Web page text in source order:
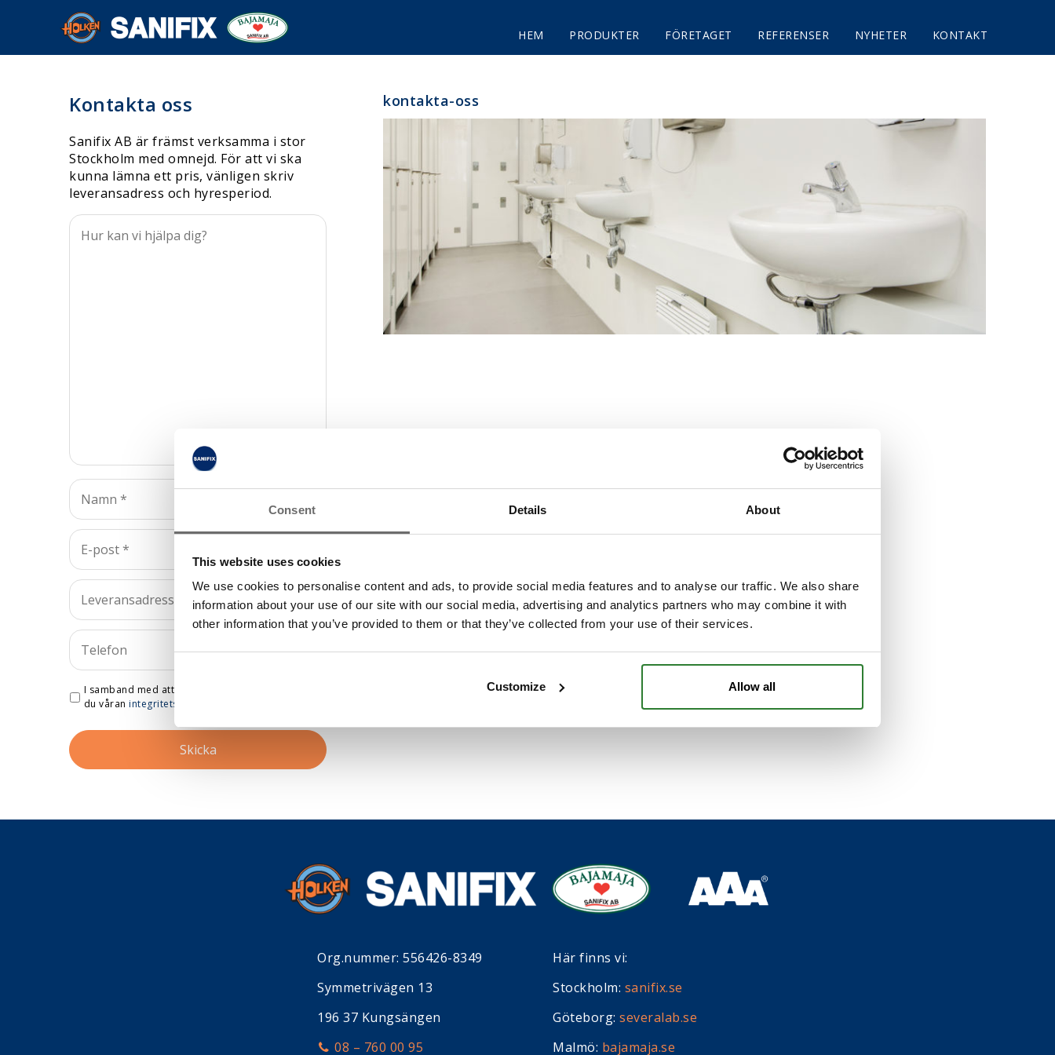
Consent Details About
This website uses cookies
We use cookies to personalise content and ads, to provide social media features and to analyse our traffic. We also share
information about your use of our site with our social media, advertising and analytics partners who may combine it with
other information that you’ve provided to them or that they’ve collected from your use of their services.
Customize Allow all
HEM PRODUKTER FÖRETAGET REFERENSER NYHETER KONTAKT
kontakta-oss
Kontakta oss
Sanifix AB är främst verksamma i stor
Stockholm med omnejd. För att vi ska
kunna lämna ett pris, vänligen skriv
leveransadress och hyresperiod.
I samband med att du kontaktar oss godkänner
du våran integritetspolicy
Org.nummer: 556426-8349
Symmetrivägen 13
196 37 Kungsängen
08 – 760 00 95
Här finns vi:
Stockholm: sanifix.se
Göteborg: severalab.se
Malmö: bajamaja.se